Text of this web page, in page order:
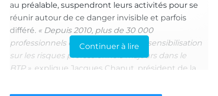
au préalable, suspendront leurs activités pour se
réunir autour de ce danger invisible et parfois
différé. « Depuis 2010, plus de 30 000
professionnels ont participé à cette sensibilisation
sur les risques professionnels majeurs dans le
BTP » , explique Jacques Chanut, président de la
Continuer à lire